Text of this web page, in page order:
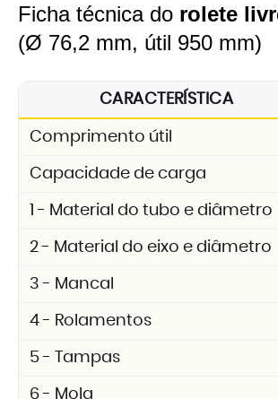
Ficha técnica do rolete
(Ø 76,2 mm, útil 950 mm)
CARACTERÍSTICA
Comprimento útil
Capacidade de carga
1 - Material do tubo e diâmetro
2 - Material do eixo e diâmetro
3 - Mancal
4 - Rolamentos
5 - Tampas
6 - Mola